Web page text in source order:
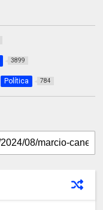
3899
Política 784